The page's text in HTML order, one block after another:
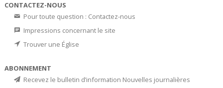
CONTACTEZ-NOUS
Pour toute question : Contactez-nous
Impressions concernant le site
Trouver une Église
ABONNEMENT
Recevez le bulletin d’information Nouvelles journalières